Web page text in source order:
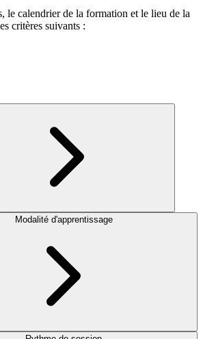
le calendrier de la formation et le lieu de la
critères suivants :
Modalité d'apprentissage